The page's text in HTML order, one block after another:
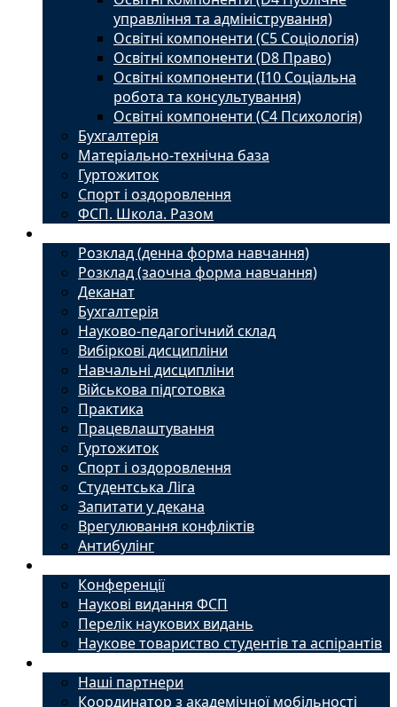
управління та адміністрування)
Освітні компоненти (С5 Соціологія)
Освітні компоненти (D8 Право)
Освітні компоненти (I10 Соціальна
робота та консультування)
Освітні компоненти (С4 Психологія)
Бухгалтерія
Матеріально-технічна база
Гуртожиток
Спорт і оздоровлення
ФСП. Школа. Разом
Розклад (денна форма навчання)
Розклад (заочна форма навчання)
Деканат
Бухгалтерія
Науково-педагогічний склад
Вибіркові дисципліни
Навчальні дисципліни
Військова підготовка
Практика
Працевлаштування
Гуртожиток
Спорт і оздоровлення
Студентська Ліга
Запитати у декана
Врегулювання конфліктів
Антибулінг
Конференції
Наукові видання ФСП
Перелік наукових видань
Наукове товариство студентів та аспірантів
Наші партнери
Координатор з академічної мобільності